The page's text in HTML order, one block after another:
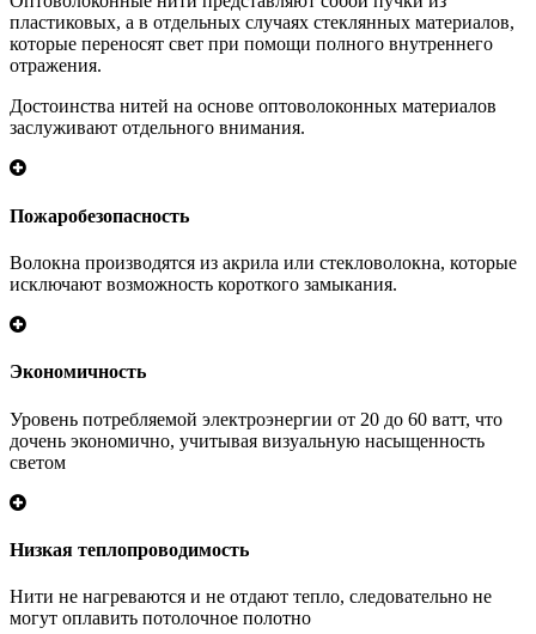
пластиковых, а в отдельных случаях стеклянных материалов,
которые переносят свет при помощи полного внутреннего
отражения.
Достоинства нитей на основе оптоволоконных материалов
заслуживают отдельного внимания.
Пожаробезопасность
Волокна производятся из акрила или стекловолокна, которые
исключают возможность короткого замыкания.
Экономичность
Уровень потребляемой электроэнергии от 20 до 60 ватт, что
дочень экономично, учитывая визуальную насыщенность
светом
Низкая теплопроводимость
Нити не нагреваются и не отдают тепло, следовательно не
могут оплавить потолочное полотно